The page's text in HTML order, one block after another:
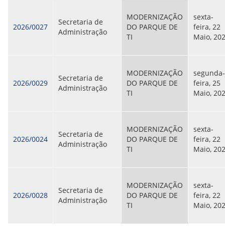
2026/0027
Secretaria de
Administração
MODERNIZAÇÃO
DO PARQUE DE
TI
sexta-
feira, 22
Maio,
2026/0029
Secretaria de
Administração
MODERNIZAÇÃO
DO PARQUE DE
TI
segunda-
feira, 25
Maio,
2026/0024
Secretaria de
Administração
MODERNIZAÇÃO
DO PARQUE DE
TI
sexta-
feira, 22
Maio,
2026/0028
Secretaria de
Administração
MODERNIZAÇÃO
DO PARQUE DE
TI
sexta-
feira, 22
Maio,